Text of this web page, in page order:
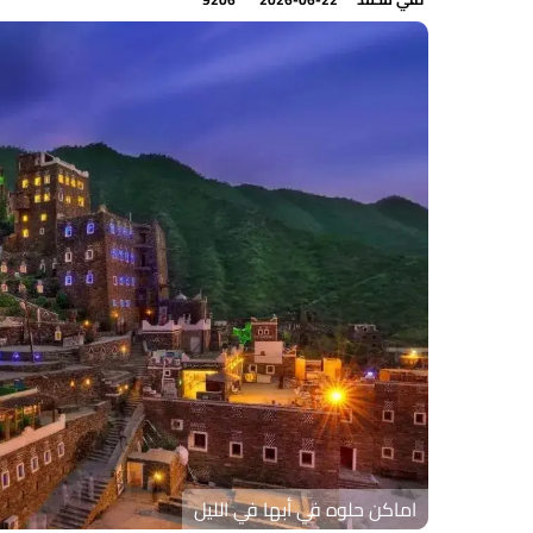
اماكن حلوه في أبها في الليل